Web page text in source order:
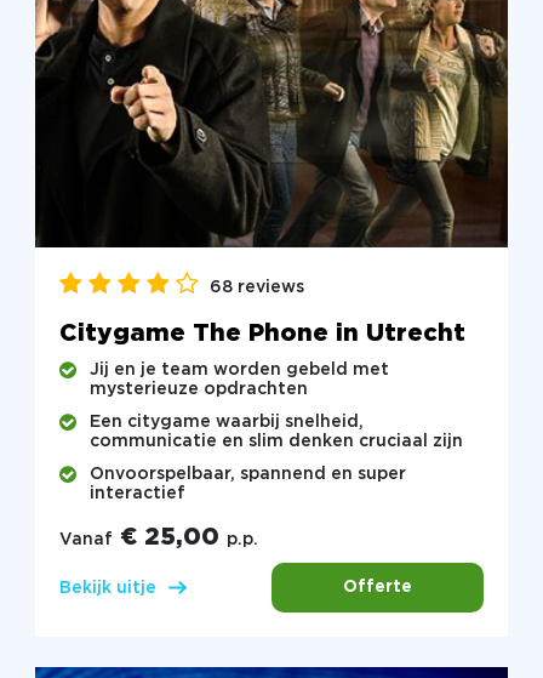
68 reviews
Citygame The Phone in Utrecht
Jij en je team worden gebeld met
mysterieuze opdrachten
Een citygame waarbij snelheid,
communicatie en slim denken cruciaal zijn
Onvoorspelbaar, spannend en super
interactief
Vanaf € 25,00 p.p.
Bekijk uitje Offerte